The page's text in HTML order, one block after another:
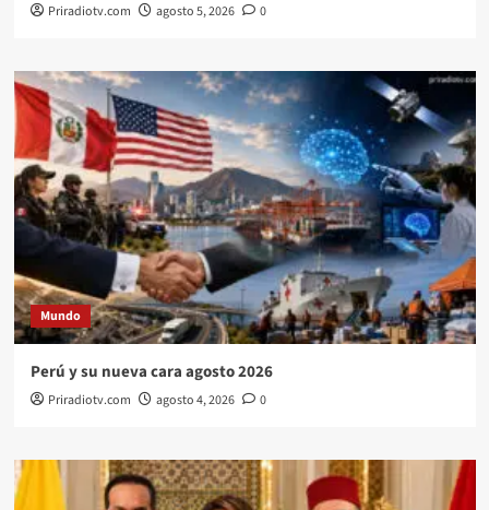
Priradiotv.com agosto 5, 2026 0
Mundo
Perú y su nueva cara agosto 2026
Priradiotv.com agosto 4, 2026 0